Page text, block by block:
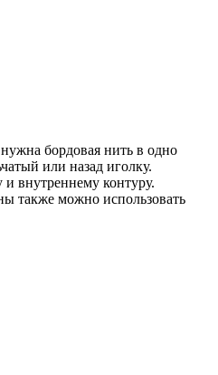
бордовая нить в одно
или назад иголку.
внутреннему контуру.
также можно использовать